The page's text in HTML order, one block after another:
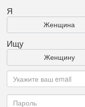
Я
Женщина
Ищу
Женщину